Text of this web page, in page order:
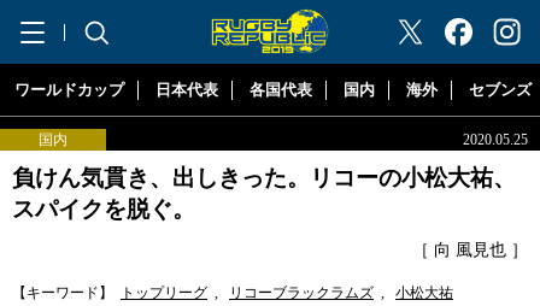
"ラグビーリパブリック"
ワールドカップ 日本代表 各国代表 国内 海外 セブンズ
国内 2020.05.25
負けん気貫き、出しきった。リコーの小松大祐、
スパイクを脱ぐ。
［ 向 風見也 ］
【キーワード】 トップリーグ , リコーブラックラムズ , 小松大祐